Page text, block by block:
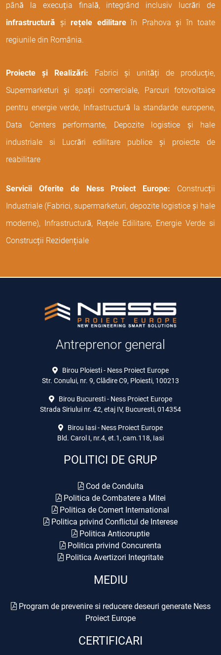
până la execuția finală, integrând inclusiv lucrări de
infrastructură și rețele edilitareîn Prahova și în toate
regiunile din România.
Proiecte și Realizări:
Fabrici și unități de producție,
Supermarketuri și spații comerciale, Parcuri fotovoltaice
pentru energie verde, Infrastructură la standarde europene,
Data Centers performante, Depozite logistice și hale
industriale si Lucrări edilitare publice și proiecte de
reabilitare
Servicii Oferite de Ness Proiect Europe: Construcții
Industriale (Fabrici, supermarketuri, depozite logistice și hale
moderne), Infrastructură, Rețele Edilitare, Energie Verde si
Construcții Rezidențiale
Antreprenor general
Birou Ploiesti - Ness Proiect Europe
Str. Conului, nr. 9, Clădire C9, Ploiesti, 100213
Birou Bucuresti - Ness Proiect Europe
Strada Siriului nr. 42, etaj IV, Bucuresti, 014354
Birou Iasi - Ness Proiect Europe
Bld. Carol I, nr.4, et.1, cam.118, Iasi
POLITICI DE GRUP
Cod de Conduita
Politica de Combatere a Mitei
Politica de Comert International
Politica privind Conflictul de Interese
Politica Anticoruptie
Politica privind Concurenta
Politica Avertizori Integritate
MEDIU
Program de prevenire si reducere deseuri generate Ness
Proiect Europe
CERTIFICARI